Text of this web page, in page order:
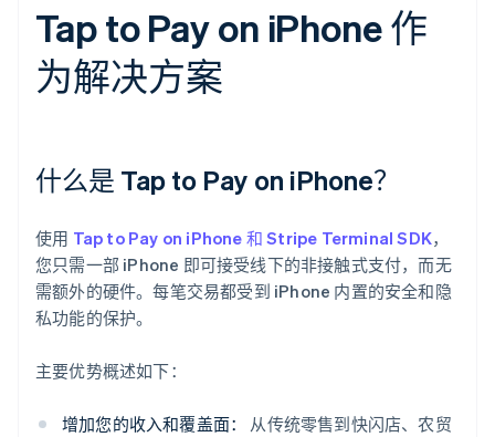
Tap to Pay on iPhone 作
为解决方案
什么是 Tap to Pay on iPhone？
使用 Tap to Pay on iPhone 和 Stripe Terminal SDK，
您只需一部 iPhone 即可接受线下的非接触式支付，而无
需额外的硬件。每笔交易都受到 iPhone 内置的安全和隐
私功能的保护。
主要优势概述如下：
增加您的收入和覆盖面：
从传统零售到快闪店、农贸